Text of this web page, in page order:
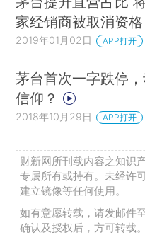
家经销商被取消资格
2019年01月02日 APP打开
茅台首次一字跌停
信仰？
2018年10月29日 APP打开
财新网所刊载内容之知识
专属所有或持有。未经许
建立镜像等任何使用。
如有意愿转载，请发邮件
确认及授权后，方可转载。